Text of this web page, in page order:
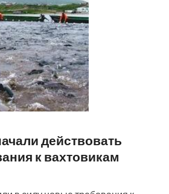
действовать
к вахтовикам